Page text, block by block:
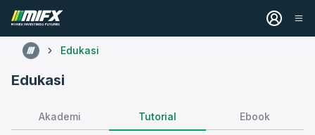
Edukasi
Edukasi
Akademi Tutorial Ebook